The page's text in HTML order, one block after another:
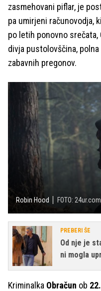
zasmehovani piflar, je
pa umirjeni računovodja,
po letih ponovno srečata,
divja pustolovščina,
zabavnih pregonov.
Robin Hood FOTO: 24ur.com
PREBERI ŠE
Od nje je
ni mogla
Kriminalka Obračun ob